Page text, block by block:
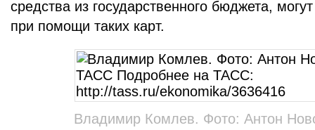
средства из государственного бюджета,
при помощи таких карт.
Владимир Комлев. Фото: Антон